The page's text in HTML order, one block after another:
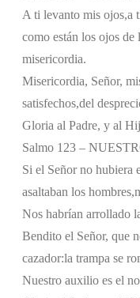
A ti levanto mis ojos,a
como están los ojos de
misericordia.
Misericordia, Señor,
satisfechos,del
Gloria al Padre, y al
Salmo 123 –
Si el Señor no hubiera
asaltaban los hombres,
Nos habrían arrollado
Bendito el Señor, que
cazador:la trampa se
Nuestro auxilio es el